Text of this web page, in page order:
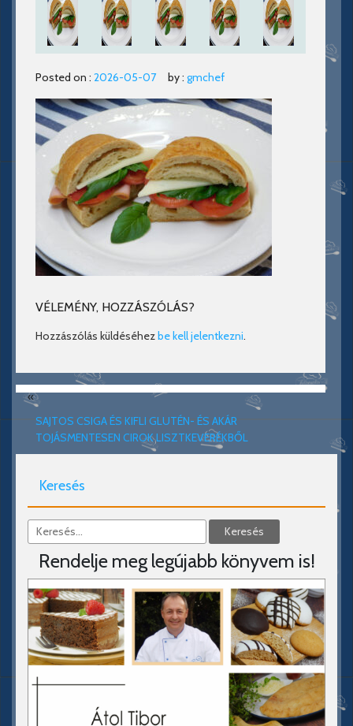
Posted on : 2026-05-07 by : gmchef
VÉLEMÉNY, HOZZÁSZÓLÁS?
Hozzászólás küldéséhezbe kell jelentkezni.
«
SAJTOS CSIGA ÉS KIFLI GLUTÉN- ÉS AKÁR
TOJÁSMENTESEN CIROK LISZTKEVERÉKBŐL
Keresés
Rendelje meg legújabb könyvem is!